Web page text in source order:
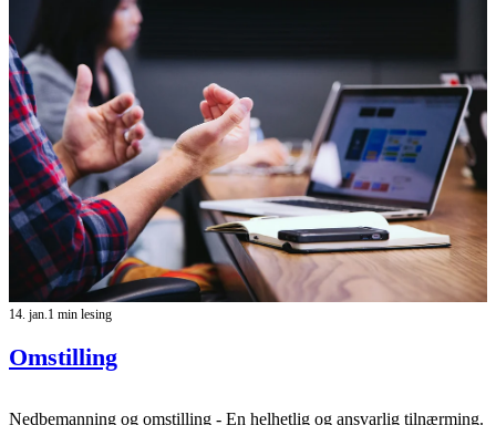
14. jan. 1 min lesing
Omstilling
Nedbemanning og omstilling - En helhetlig og ansvarlig tilnærming.